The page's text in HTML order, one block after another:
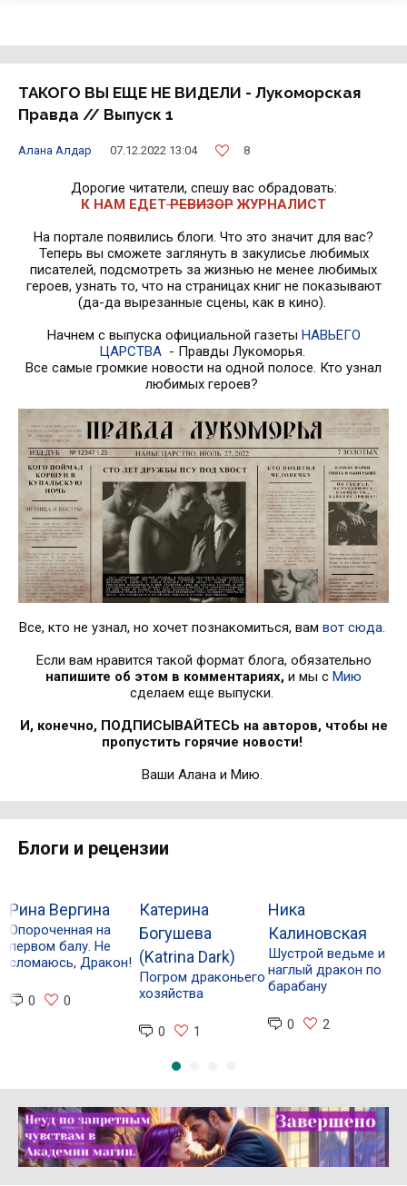
ТАКОГО ВЫ ЕЩЕ НЕ ВИДЕЛИ - Лукоморская
Правда // Выпуск 1
Алана Алдар 07.12.2022 13:04 8
Дорогие читатели, спешу вас обрадовать:
К НАМ ЕДЕТРЕВИЗОРЖУРНАЛИСТ
На портале появились блоги. Что это значит для вас?
Теперь вы сможете заглянуть в закулисье любимых
писателей, подсмотреть за жизнью не менее любимых
героев, узнать то, что на страницах книг не показывают
(да-да вырезанные сцены, как в кино).
Начнем с выпуска официальной газеты НАВЬЕГО
ЦАРСТВА - Правды Лукоморья.
Все самые громкие новости на одной полосе. Кто узнал
любимых героев?
Все, кто не узнал, но хочет познакомиться, вам вот сюда.
Если вам нравится такой формат блога, обязательно
напишите об этом в комментариях, и мы с Мию
сделаем еще выпуски.
И, конечно, ПОДПИСЫВАЙТЕСЬ на авторов, чтобы не
пропустить горячие новости!
Ваши Алана и Мию.
Блоги и рецензии
Рина Вергина
Опороченная на
первом балу. Не
сломаюсь, Дракон!
0 0
Катерина
Богушева
(Katrina Dark)
Погром драконьего
хозяйства
0 1
Ника
Калиновская
Шустрой ведьме и
наглый дракон по
барабану
0 2
Реклама 16+ АО «ЛитГород»